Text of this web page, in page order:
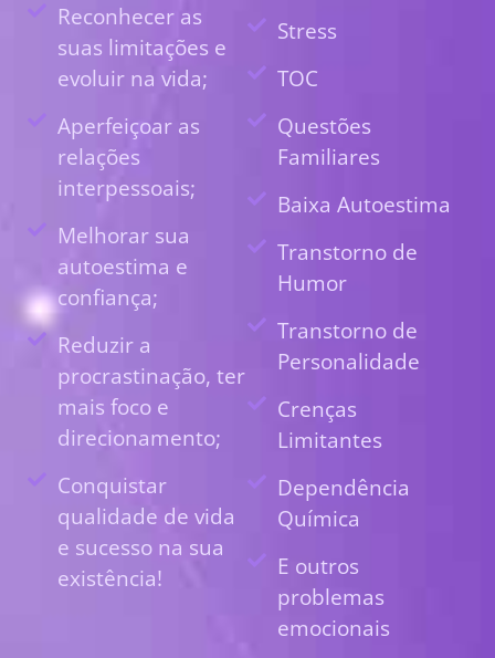
Reconhecer as
suas limitações e
evoluir na vida;
Aperfeiçoar as
relações
interpessoais;
Melhorar sua
autoestima e
confiança;
Reduzir a
procrastinação, ter
mais foco e
direcionamento;
Conquistar
qualidade de vida
e sucesso na sua
existência!
Stress
TOC
Questões
Familiares
Baixa Autoestima
Transtorno de
Humor
Transtorno de
Personalidade
Crenças
Limitantes
Dependência
Química
E outros
problemas
emocionais